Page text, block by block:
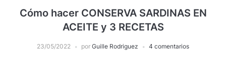
Cómo hacer CONSERVA SARDINAS EN
ACEITE y 3 RECETAS
23/05/2022 por Guille Rodriguez 4 comentarios